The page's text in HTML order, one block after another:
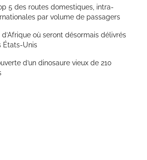
5 des routes domestiques, intra-
par volume de passagers
où seront désormais délivrés
États-Unis
d’un dinosaure vieux de 210